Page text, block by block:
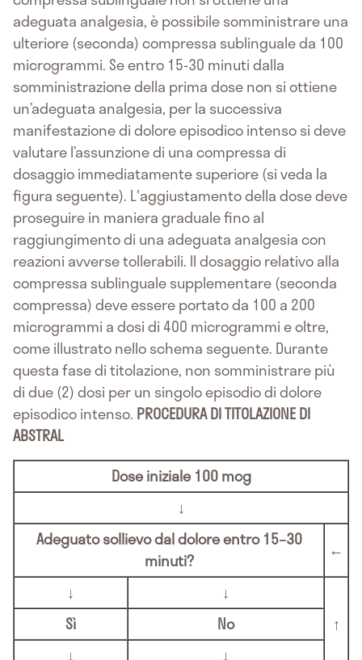
adeguata analgesia, è possibile somministrare una
ulteriore (seconda) compressa sublinguale da 100
microgrammi. Se entro 15-30 minuti dalla
somministrazione della prima dose non si ottiene
un’adeguata analgesia, per la successiva
manifestazione di dolore episodico intenso si deve
valutare l’assunzione di una compressa di
dosaggio immediatamente superiore (si veda la
figura seguente). L'aggiustamento della dose deve
proseguire in maniera graduale fino al
raggiungimento di una adeguata analgesia con
reazioni avverse tollerabili. Il dosaggio relativo alla
compressa sublinguale supplementare (seconda
compressa) deve essere portato da 100 a 200
microgrammi a dosi di 400 microgrammi e oltre,
come illustrato nello schema seguente. Durante
questa fase di titolazione, non somministrare più
di due (2) dosi per un singolo episodio di dolore
episodico intenso. PROCEDURA DI TITOLAZIONE DI
ABSTRAL
Dose iniziale 100 mcg
↓
Adeguato sollievo dal dolore entro 15–30
minuti?
←
↓
↓
↑
Sì
No
↓
↓